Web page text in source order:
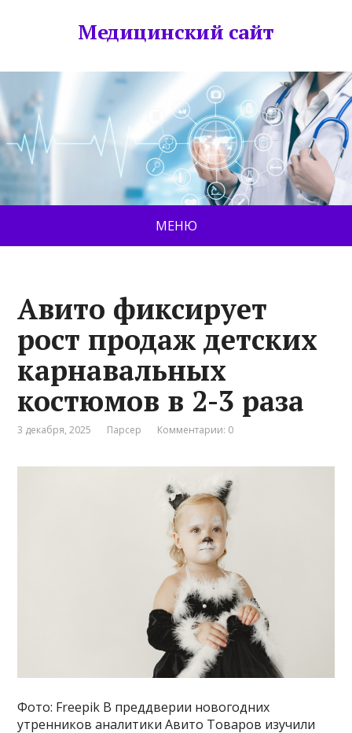
Медицинский сайт
МЕНЮ
Авито фиксирует
рост продаж детских
карнавальных
костюмов в 2-3 раза
3 декабря, 2025 Парсер Комментарии: 0
Фото: Freepik В преддверии новогодних
утренников аналитики Авито Товаров изучили